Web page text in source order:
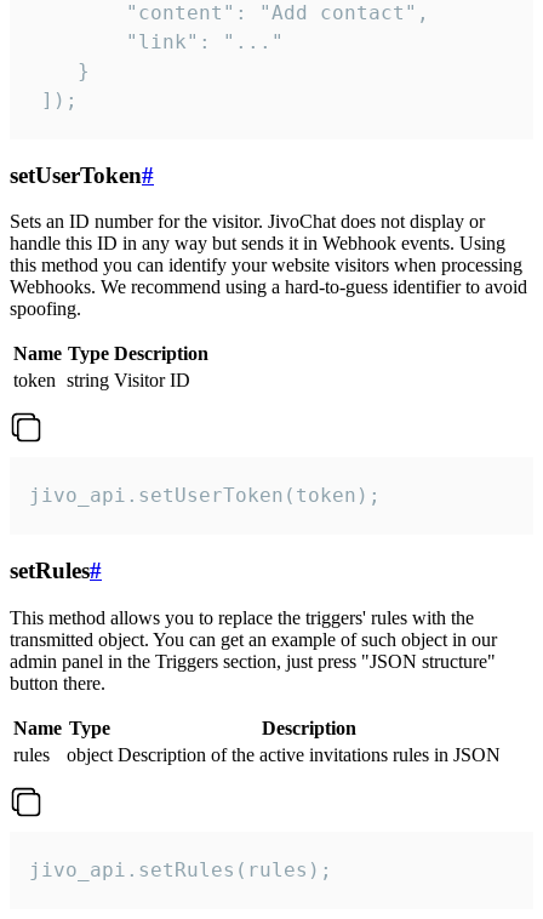
        "content": "Add contact",
        "link": "..."
    }
]);
setUserToken#
Sets an ID number for the visitor. JivoChat does not display or
handle this ID in any way but sends it in Webhook events. Using
this method you can identify your website visitors when processing
Webhooks. We recommend using a hard-to-guess identifier to avoid
spoofing.
Name Type Description
token string Visitor ID
jivo_api.setUserToken(token);
setRules#
This method allows you to replace the triggers' rules with the
transmitted object. You can get an example of such object in our
admin panel in the Triggers section, just press "JSON structure"
button there.
Name Type
Description
rules
object Description of the active invitations rules in JSON
jivo_api.setRules(rules);